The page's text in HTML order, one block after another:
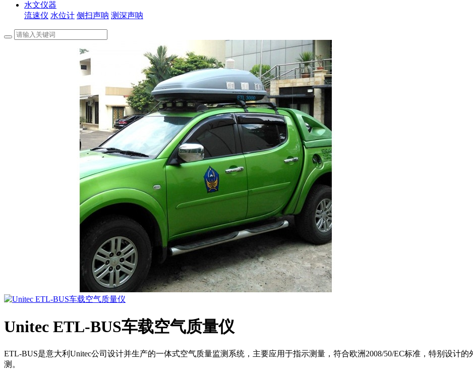
水文仪器
流速仪 水位计 侧扫声呐 测深声呐
Unitec ETL-BUS车载空气质量仪
ETL-BUS是意大利Unitec公司设计并生产的一体式空气质量监测系统，主要应用于指示测量，符合欧洲2008/50/EC标准，特别设计
测。